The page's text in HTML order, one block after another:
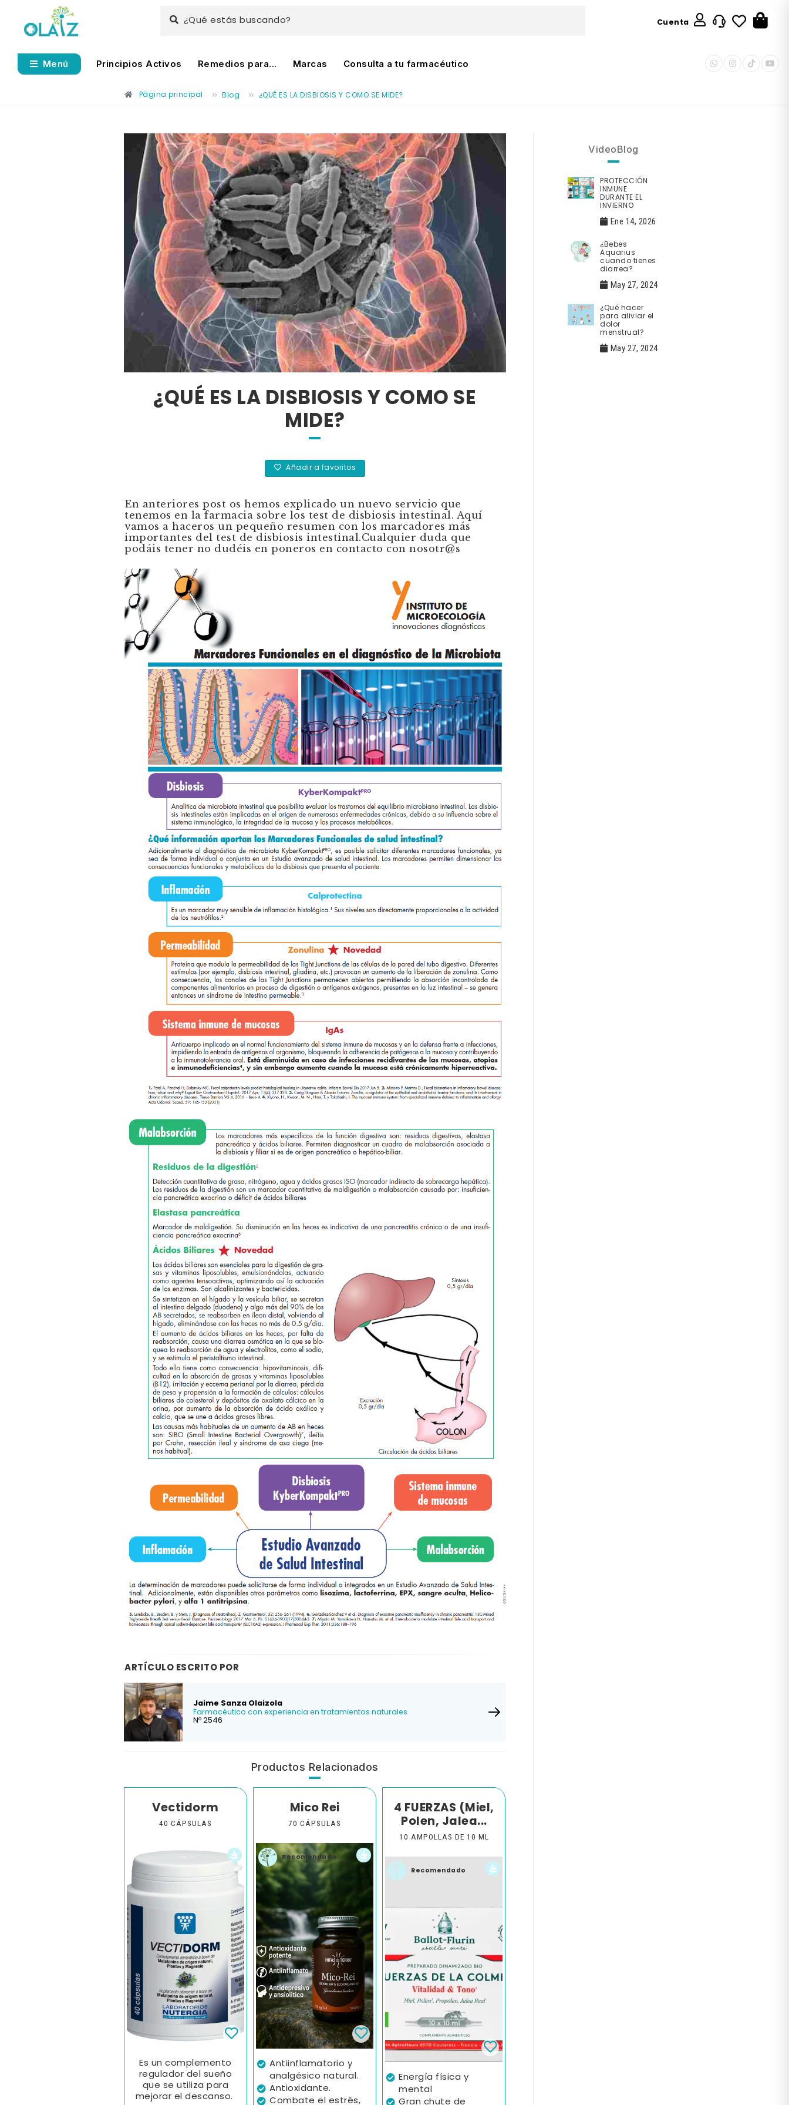
¿Qué estás buscando? Cuenta
Menú Principios Activos Remedios para... Marcas Consulta a tu farmacéutico
Página principal Blog ¿QUÉ ES LA DISBIOSIS Y COMO SE MIDE?
¿QUÉ ES LA DISBIOSIS Y COMO SE
MIDE?
Añadir a favoritos
En anteriores post os hemos explicado un nuevo servicio que
tenemos en la farmacia sobre los test de disbiosis intestinal. Aquí
vamos a haceros un pequeño resumen con los marcadores más
importantes del test de disbiosis intestinal.Cualquier duda que
podáis tener no dudéis en poneros en contacto con nosotr@s
ARTÍCULO ESCRITO POR
Jaime Sanza Olaizola
Farmacéutico con experiencia en tratamientos naturales
Nº 2546
Productos Relacionados
Vectidorm
40 CÁPSULAS
Es un complemento
regulador del sueño
que se utiliza para
mejorar el descanso.
Mico Rei
70 CÁPSULAS
Recomendado
Antiinflamatorio y
analgésico natural.
Antioxidante.
Combate el estrés,
4 FUERZAS (Miel,
Polen, Jalea...
10 AMPOLLAS DE 10 ML
Recomendado
Energía física y
mental
VideoBlog
PROTECCIÓN
INMUNE
DURANTE EL
INVIERNO
Ene 14, 2026
¿Bebes
Aquarius
cuando tienes
diarrea?
May 27, 2024
¿Qué hacer
para aliviar el
dolor
menstrual?
May 27, 2024